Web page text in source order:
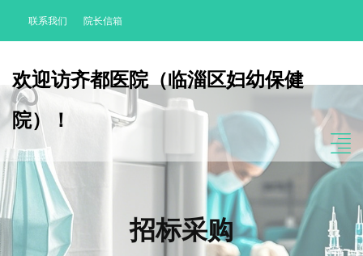
联系我们 院长信箱
欢迎访齐都医院（临淄区妇幼保健
院）！
招标采购